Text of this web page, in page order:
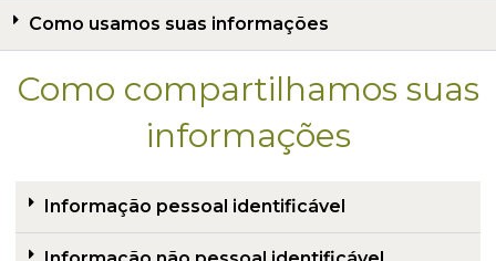
Como usamos suas informações
Como compartilhamos suas
informações
Informação pessoal identificável